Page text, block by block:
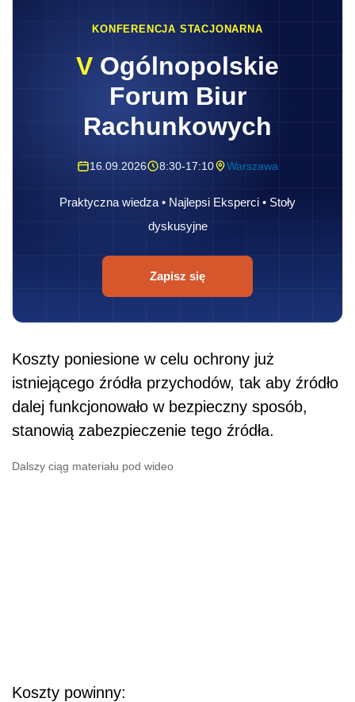
KONFERENCJA STACJONARNA
V Ogólnopolskie
Forum Biur
Rachunkowych
16.09.2026 8:30-17:10 Warszawa
Praktyczna wiedza • Najlepsi Eksperci • Stoły
dyskusyjne
Zapisz się
Koszty poniesione w celu ochrony już
istniejącego źródła przychodów, tak aby źródło
dalej funkcjonowało w bezpieczny sposób,
stanowią zabezpieczenie tego źródła.
Dalszy ciąg materiału pod wideo
Koszty powinny: